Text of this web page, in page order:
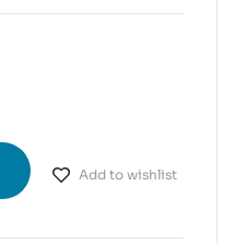
Add to wishlist